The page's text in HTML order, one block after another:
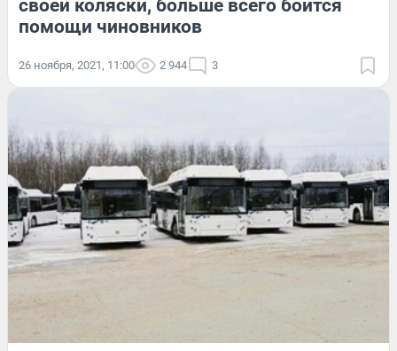
своей коляски, больше всего боится
помощи чиновников
26 ноября, 2021, 11:00 2 944 3